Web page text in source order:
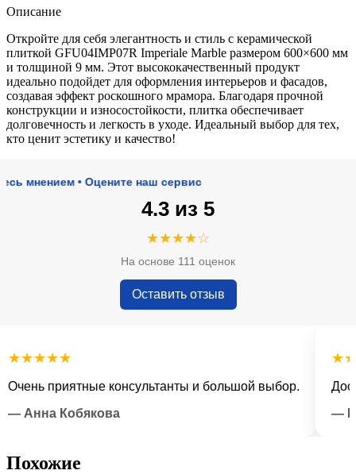
Описание
Откройте для себя элегантность и стиль с керамической
плиткой GFU04IMP07R Imperiale Marble размером 600×600 мм
и толщиной 9 мм. Этот высококачественный продукт
идеально подойдет для оформления интерьеров и фасадов,
создавая эффект роскошного мрамора. Благодаря прочной
конструкции и износостойкости, плитка обеспечивает
долговечность и легкость в уходе. Идеальный выбор для тех,
кто ценит эстетику и качество!
• Оцените наш сервис
4.3 из 5
★★★★☆
На основе 111 оценок
Оставить отзыв
приятные консультанты и большой выбор.
Кобякова
—
Похожие